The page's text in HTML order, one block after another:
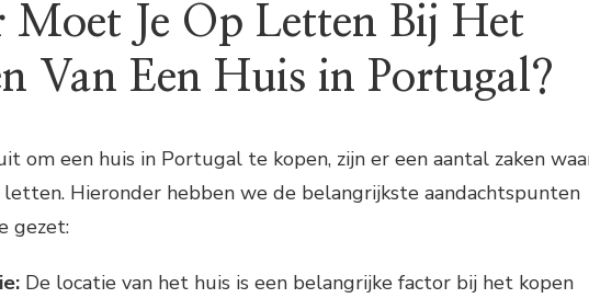
Moet Je Op Letten Bij Het
Van Een Huis in Portugal?
om een huis in Portugal te kopen, zijn er een aantal zaken
Hieronder hebben we de belangrijkste aandachtspunten
gezet:
De locatie van het huis is een belangrijke factor bij het kopen